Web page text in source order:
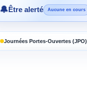
🔔Être alerté Aucune en cours
Journées Portes-Ouvertes (JPO)